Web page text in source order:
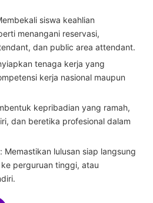
siswa keahlian
menangani reservasi,
dan public area attendant.
tenaga kerja yang
kerja nasional maupun
kepribadian yang ramah,
dan beretika profesional dalam
Memastikan lulusan siap langsung
perguruan tinggi, atau